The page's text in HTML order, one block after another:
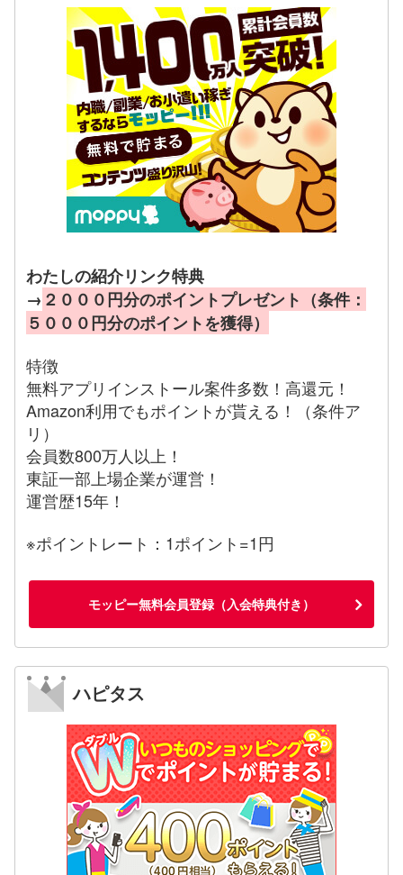
わたしの紹介リンク特典
→ ２０００円分のポイントプレゼント（条件：
５０００円分のポイントを獲得）
特徴
無料アプリインストール案件多数！高還元！
Amazon利用でもポイントが貰える！（条件ア
リ）
会員数800万人以上！
東証一部上場企業が運営！
運営歴15年！
※ポイントレート：1ポイント=1円
モッピー無料会員登録（入会特典付き）
ハピタス